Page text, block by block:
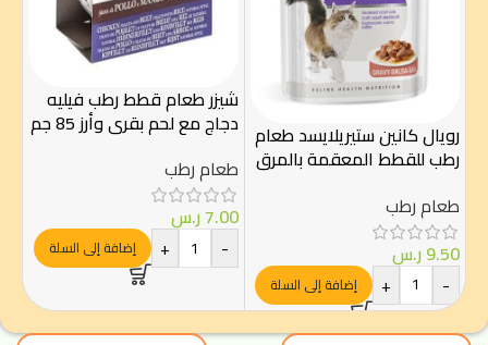
رويال كانين ستيريلايسد طعام
رطب للقطط المعقمة بالمرق
طعام رطب
9.50ر.س
-
+ إضافة إلى السلة
شيزر طعام قطط رطب فيليه
دجاج مع لحم بقري وأرز 85 جم
طعام رطب
7.00ر.س
-
+ إضافة إلى السلة